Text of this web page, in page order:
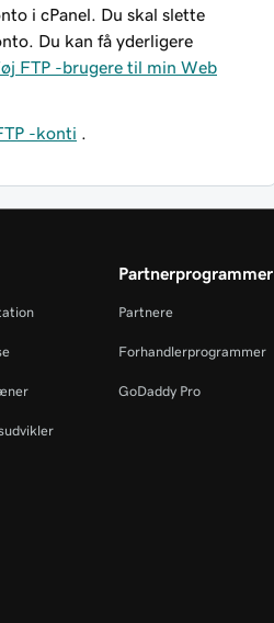
i cPanel. Du skal slette
Du kan få yderligere
FTP -brugere til min Web
-konti
Partnerprogrammer
Partnere
Forhandlerprogrammer
GoDaddy Pro